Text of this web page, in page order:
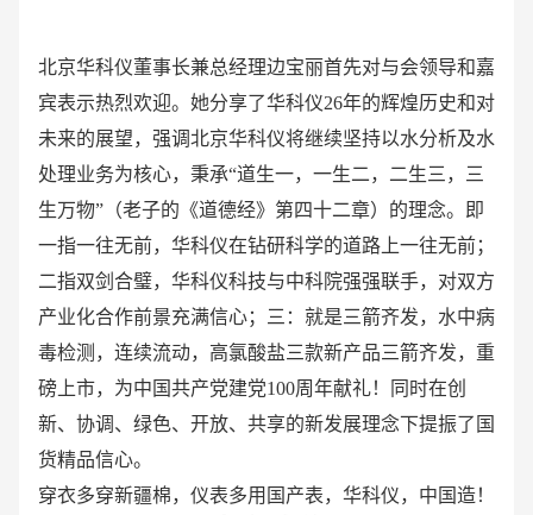
北京华科仪董事长兼总经理边宝丽首先对与会领导和嘉
宾表示热烈欢迎。她分享了华科仪26年的辉煌历史和对
未来的展望，强调北京华科仪将继续坚持以水分析及水
处理业务为核心，秉承“道生一，一生二，二生三，三
生万物”（老子的《道德经》第四十二章）的理念。即
一指一往无前，华科仪在钻研科学的道路上一往无前；
二指双剑合璧，华科仪科技与中科院强强联手，对双方
产业化合作前景充满信心；三：就是三箭齐发，水中病
毒检测，连续流动，高氯酸盐三款新产品三箭齐发，重
磅上市，为中国共产党建党100周年献礼！同时在创
新、协调、绿色、开放、共享的新发展理念下提振了国
货精品信心。
穿衣多穿新疆棉，仪表多用国产表，华科仪，中国造！